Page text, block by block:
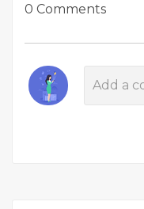
0 Comments